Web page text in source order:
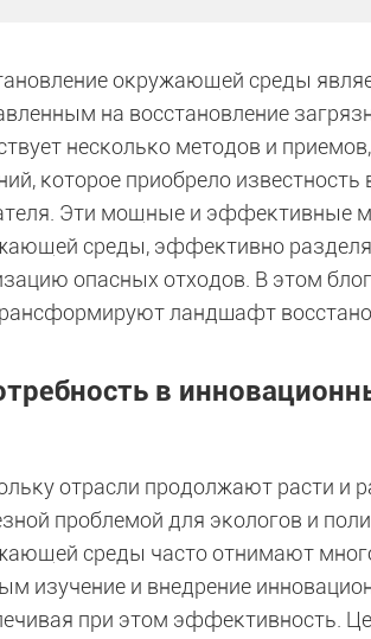
окружающей среды
на восстановление
несколько методов и
которое приобрело
Эти мощные и эффективные
среды, эффективно
опасных отходов. В этом
ландшафт
в
отрасли продолжают расти и
проблемой для экологов и
среды часто отнимают
изучение и внедрение
при этом эффективность.